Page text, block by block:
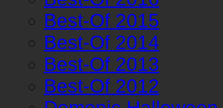
Best-Of 2015
Best-Of 2014
Best-Of 2013
Best-Of 2012